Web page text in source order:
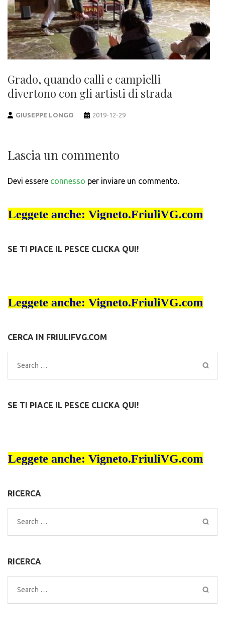
Grado, quando calli e campielli
divertono con gli artisti di strada
GIUSEPPE LONGO 2019-12-29
Lascia un commento
Devi essere connesso per inviare un commento.
SE TI PIACE IL PESCE CLICKA QUI!
CERCA IN FRIULIFVG.COM
Search
for:
SE TI PIACE IL PESCE CLICKA QUI!
RICERCA
Search
for:
RICERCA
Search
for: